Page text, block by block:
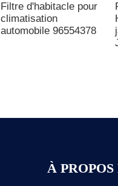
Filtre d'habitacle pour
climatisation
automobile 96554378
À